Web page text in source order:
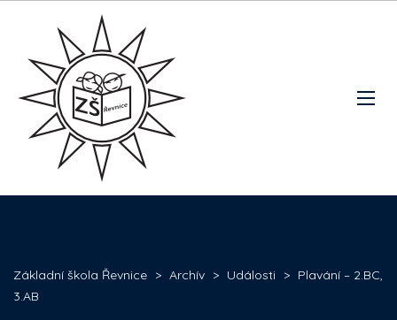
Základní škola Řevnice > Archív > Události > Plavání – 2.BC,
3.AB